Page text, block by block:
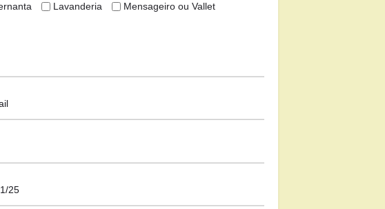
Lavanderia
Mensageiro ou Vallet